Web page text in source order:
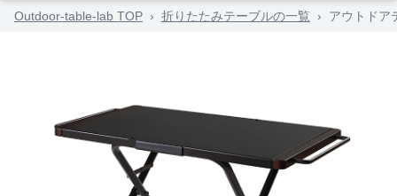
Outdoor-table-lab TOP › 折りたたみテーブルの一覧 › アウトドア